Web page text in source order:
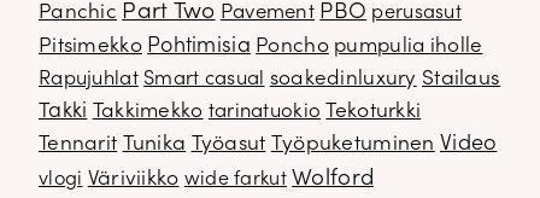
Panchic Part Two Pavement PBO perusasut
Pitsimekko Pohtimisia Poncho pumpulia iholle
Rapujuhlat Smart casual soakedinluxury Stailaus
Takki
Takkimekko tarinatuokio
Tekoturkki
Tennarit
Tunika Työasut Työpuketuminen Video
vlogi Väriviikko wide farkut Wolford